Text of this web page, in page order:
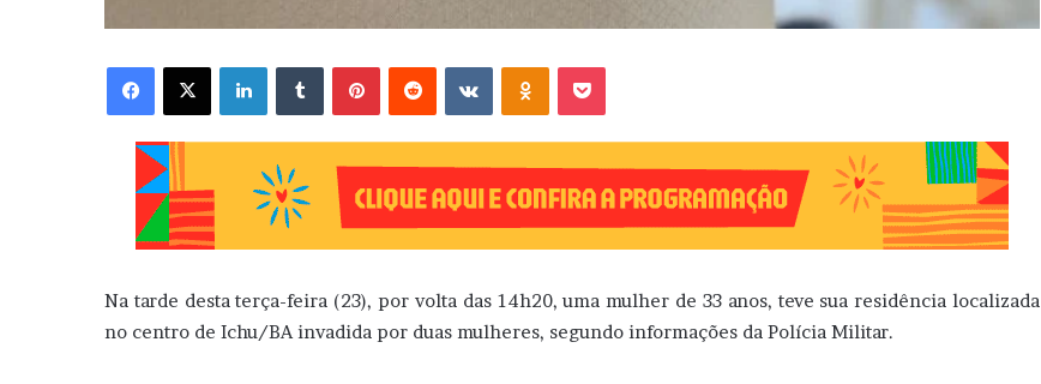
Facebook X Linkedin VK OK
Na tarde desta terça-feira (23), por volta das 14h20, uma mulher de 33 anos, teve sua residência localizada
no centro de Ichu/BA invadida por duas mulheres, segundo informações da Polícia Militar.